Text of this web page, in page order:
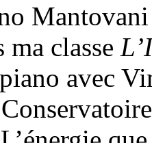
ma classe
avec